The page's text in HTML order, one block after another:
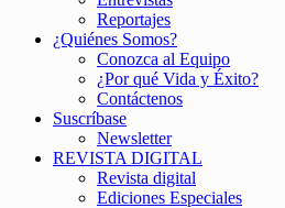
Reportajes
¿Quiénes Somos?
Conozca al Equipo
¿Por qué Vida y Éxito?
Contáctenos
Suscríbase
Newsletter
REVISTA DIGITAL
Revista digital
Ediciones Especiales